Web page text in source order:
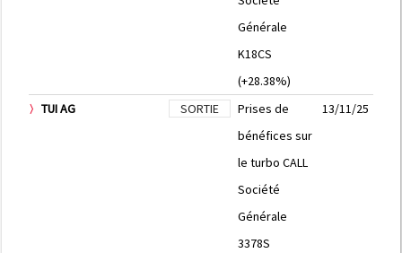
Générale
K18CS
(+28.38%)
TUI AG SORTIE
Prises de
bénéfices sur
le turbo CALL
Société
Générale
3378S
13/11/25